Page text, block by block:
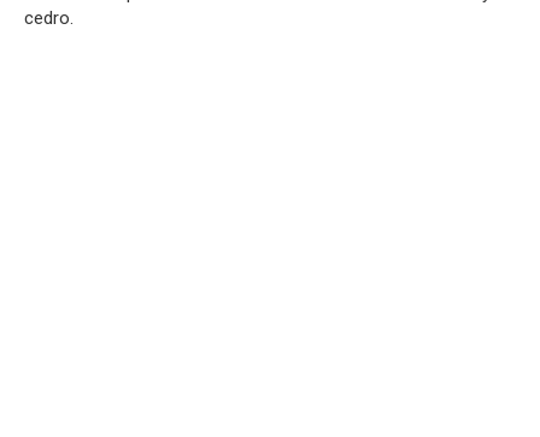
cedro.